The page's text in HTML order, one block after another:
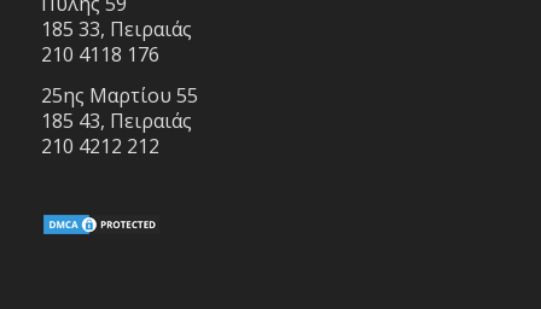
185 33, Πειραιάς
210 4118 176
25ης Μαρτίου 55
185 43, Πειραιάς
210 4212 212